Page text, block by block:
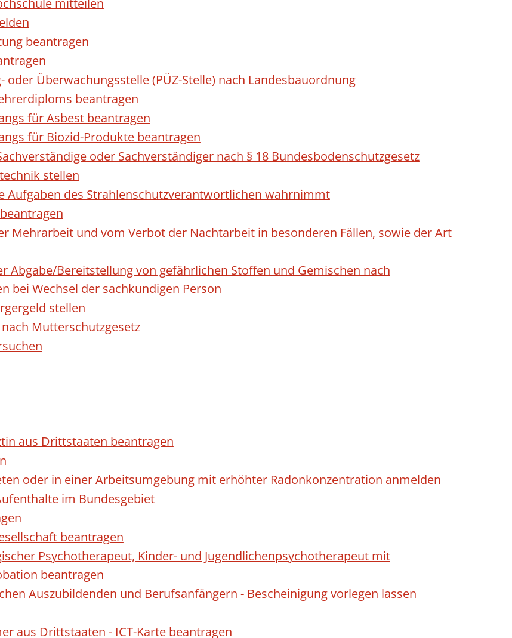
beantragen
Überwachungsstelle (PÜZ-Stelle) nach Landesbauordnung
beantragen
für Asbest beantragen
für Biozid-Produkte beantragen
oder Sachverständiger nach § 18 Bundesbodenschutzgesetz
stellen
Aufgaben des Strahlenschutzverantwortlichen wahrnimmt
Mehrarbeit und vom Verbot der Nachtarbeit in besonderen Fällen, sowie der Art
Abgabe/Bereitstellung von gefährlichen Stoffen und Gemischen nach
bei Wechsel der sachkundigen Person
stellen
Mutterschutzgesetz
aus Drittstaaten beantragen
oder in einer Arbeitsumgebung mit erhöhter Radonkonzentration anmelden
im Bundesgebiet
beantragen
Psychotherapeut, Kinder- und Jugendlichenpsychotherapeut mit
beantragen
Auszubildenden und Berufsanfängern - Bescheinigung vorlegen lassen
aus Drittstaaten - ICT-Karte beantragen